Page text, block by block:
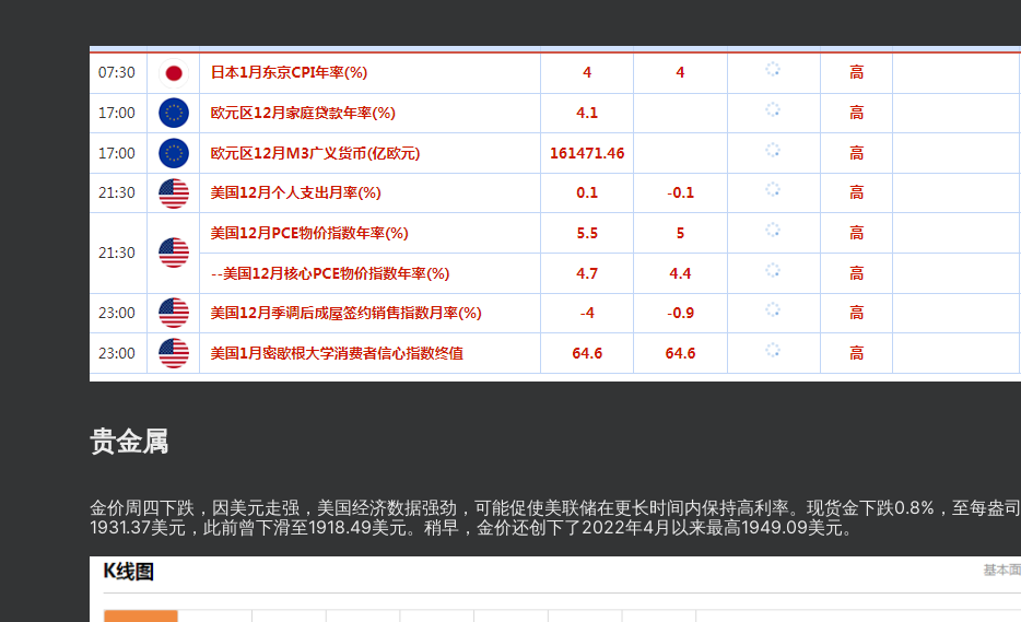
贵金属
金价周四下跌，因美元走强，美国经济数据强劲，可能促使美联储在更长时间内保持高利率。现货金下跌0.8%，至每盎司
1931.37美元，此前曾下滑至1918.49美元。稍早，金价还创下了2022年4月以来最高1949.09美元。